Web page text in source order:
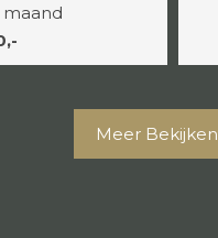
Meer Bekijken